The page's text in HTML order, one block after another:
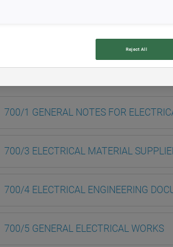
Electrical – Cathodic &
700/1 GENERAL NOTES FOR
700/3 ELECTRICAL MATERIAL
700/4 ELECTRICAL ENGINEERING
700/5 GENERAL ELECTRICAL WORKS
Reject All